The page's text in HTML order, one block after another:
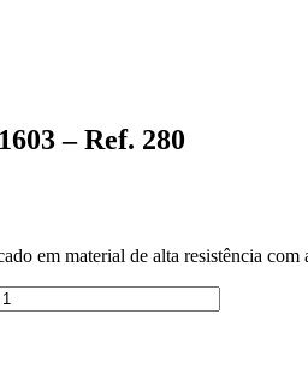
– Ref. 280
em material de alta resistência